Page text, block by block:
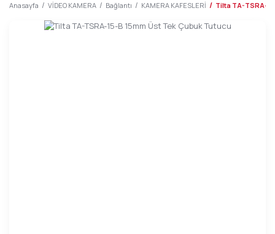
Anasayfa VİDEO KAMERA Bağlantı KAMERA KAFESLERİ Tilta TA-TSRA-